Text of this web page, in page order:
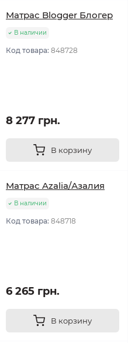
Матрас Blogger Блогер
В наличии
Код товара: 848728
8 277 грн.
В корзину
Матрас Azalia/Азалия
В наличии
Код товара: 848718
6 265 грн.
В корзину